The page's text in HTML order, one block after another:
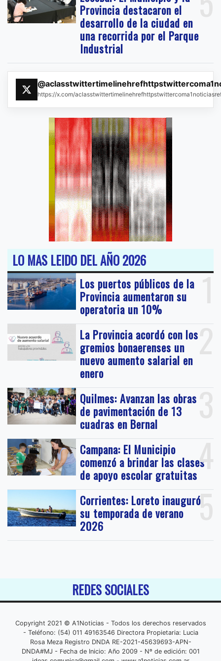
Provincia destacaron el
desarrollo de la ciudad en
una recorrida por el Parque
Industrial
https://x.com/
LO MAS LEIDO DEL AÑO 2026
1
Los puertos públicos de la
Provincia aumentaron su
operatoria un 10%
2
La Provincia acordó con los
gremios bonaerenses un
nuevo aumento salarial en
enero
3
Quilmes: Avanzan las obras
de pavimentación de 13
cuadras en Bernal
4
Campana: El Municipio
comenzó a brindar las clases
de apoyo escolar gratuitas
5
Corrientes: Loreto inauguró
su temporada de verano
2026
REDES SOCIALES
Copyright 2021 © A1Noticias - Todos los derechos reservados
- Teléfono: (54) 011 49163546 Directora Propietaria: Lucia
Rosa Meza Registro DNDA RE-2021-45639693-APN-
DNDA#MJ - Fecha de Inicio: Año 2009 - Nº de edición: 001